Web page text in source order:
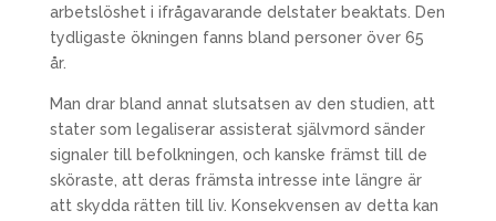
arbetslöshet i ifrågavarande delstater beaktats. Den
tydligaste ökningen fanns bland personer över 65
år.
Man drar bland annat slutsatsen av den studien, att
stater som legaliserar assisterat självmord sänder
signaler till befolkningen, och kanske främst till de
sköraste, att deras främsta intresse inte längre är
att skydda rätten till liv. Konsekvensen av detta kan